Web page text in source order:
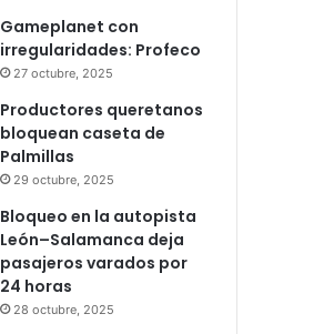
Gameplanet con
irregularidades: Profeco
27 octubre, 2025
Productores queretanos
bloquean caseta de
Palmillas
29 octubre, 2025
Bloqueo en la autopista
León–Salamanca deja
pasajeros varados por
24 horas
28 octubre, 2025